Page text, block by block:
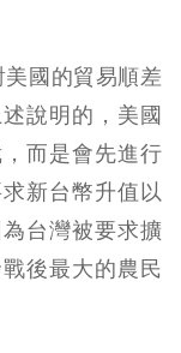
國的貿易順差
說明的，美國
而是會先進行
新台幣升值以
台灣被要求擴
後最大的農民